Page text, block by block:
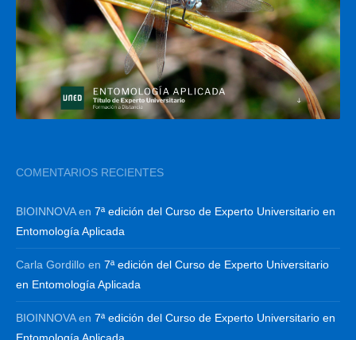
COMENTARIOS RECIENTES
BIOINNOVAen 7ª edición del Curso de Experto Universitario en
Entomología Aplicada
Carla Gordillo en 7ª edición del Curso de Experto Universitario
en Entomología Aplicada
BIOINNOVAen 7ª edición del Curso de Experto Universitario en